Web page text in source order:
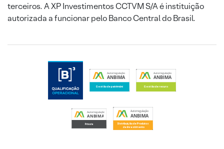
terceiros. A XP Investimentos CCTVM S/A é instituição
autorizada a funcionar pelo Banco Central do Brasil.